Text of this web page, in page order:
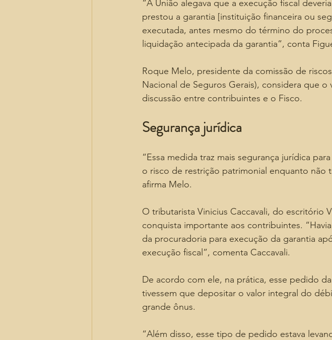
“A União alegava que a execução fiscal
prestou a garantia [instituição financeira ou
executada, antes mesmo do término do
liquidação antecipada da garantia”, conta
Roque Melo, presidente da comissão de
Nacional de Seguros Gerais), considera que
discussão entre contribuintes e o Fisco.
Segurança jurídica
“Essa medida traz mais segurança jurídica
o risco de restrição patrimonial enquanto não
afirma Melo.
O tributarista Vinicius Caccavali, do escritório
conquista importante aos contribuintes.
da procuradoria para execução da garantia
execução fiscal”, comenta Caccavali.
De acordo com ele, na prática, esse pedido
tivessem que depositar o valor integral do
grande ônus.
“Além disso, esse tipo de pedido estava